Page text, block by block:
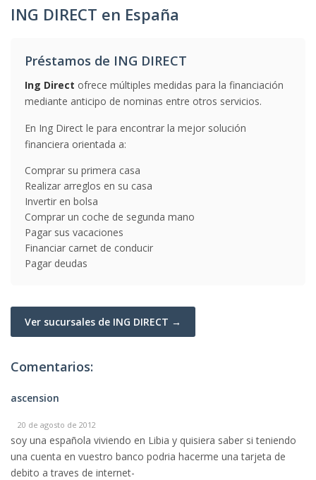
ING DIRECT en España
Préstamos de ING DIRECT
Ing Direct ofrece múltiples medidas para la financiación
mediante anticipo de nominas entre otros servicios.
En Ing Direct le para encontrar la mejor solución
financiera orientada a:
Comprar su primera casa
Realizar arreglos en su casa
Invertir en bolsa
Comprar un coche de segunda mano
Pagar sus vacaciones
Financiar carnet de conducir
Pagar deudas
Ver sucursales de ING DIRECT →
Comentarios:
ascension
20 de agosto de 2012
soy una española viviendo en Libia y quisiera saber si teniendo
una cuenta en vuestro banco podria hacerme una tarjeta de
debito a traves de internet-